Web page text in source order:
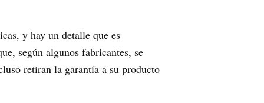
y hay un detalle que es
según algunos fabricantes, se
retiran la garantía a su producto